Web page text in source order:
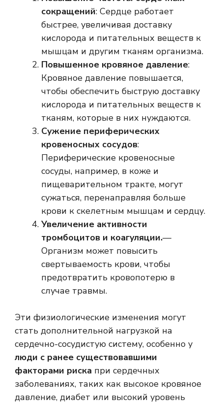
сокращений: Сердце работает
быстрее, увеличивая доставку
кислорода и питательных веществ к
мышцам и другим тканям организма.
Повышенное кровяное давление:
Кровяное давление повышается,
чтобы обеспечить быструю доставку
кислорода и питательных веществ к
тканям, которые в них нуждаются.
Сужение периферических
кровеносных сосудов:
Периферические кровеносные
сосуды, например, в коже и
пищеварительном тракте, могут
сужаться, перенаправляя больше
крови к скелетным мышцам и сердцу.
Увеличение активности
тромбоцитов и коагуляции.—
Организм может повысить
свертываемость крови, чтобы
предотвратить кровопотерю в
случае травмы.
Эти физиологические изменения могут
стать дополнительной нагрузкой на
сердечно-сосудистую систему, особенно у
люди с ранее существовавшими
факторами риска при сердечных
заболеваниях, таких как высокое кровяное
давление, диабет или высокий уровень